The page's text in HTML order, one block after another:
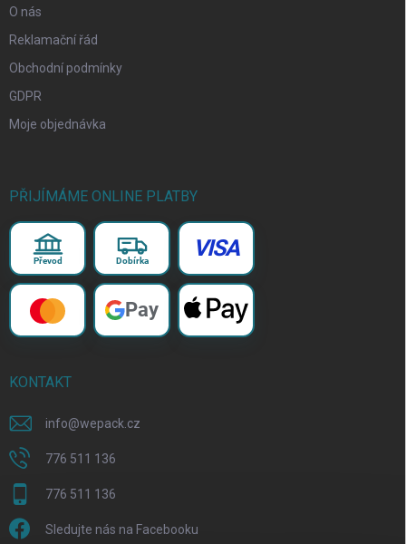
O nás
Reklamační řád
Obchodní podmínky
GDPR
Moje objednávka
PŘIJÍMÁME ONLINE PLATBY
Převod Dobírka VISA
Pay
KONTAKT
info@wepack.cz
776 511 136
776 511 136
Sledujte nás na Facebooku